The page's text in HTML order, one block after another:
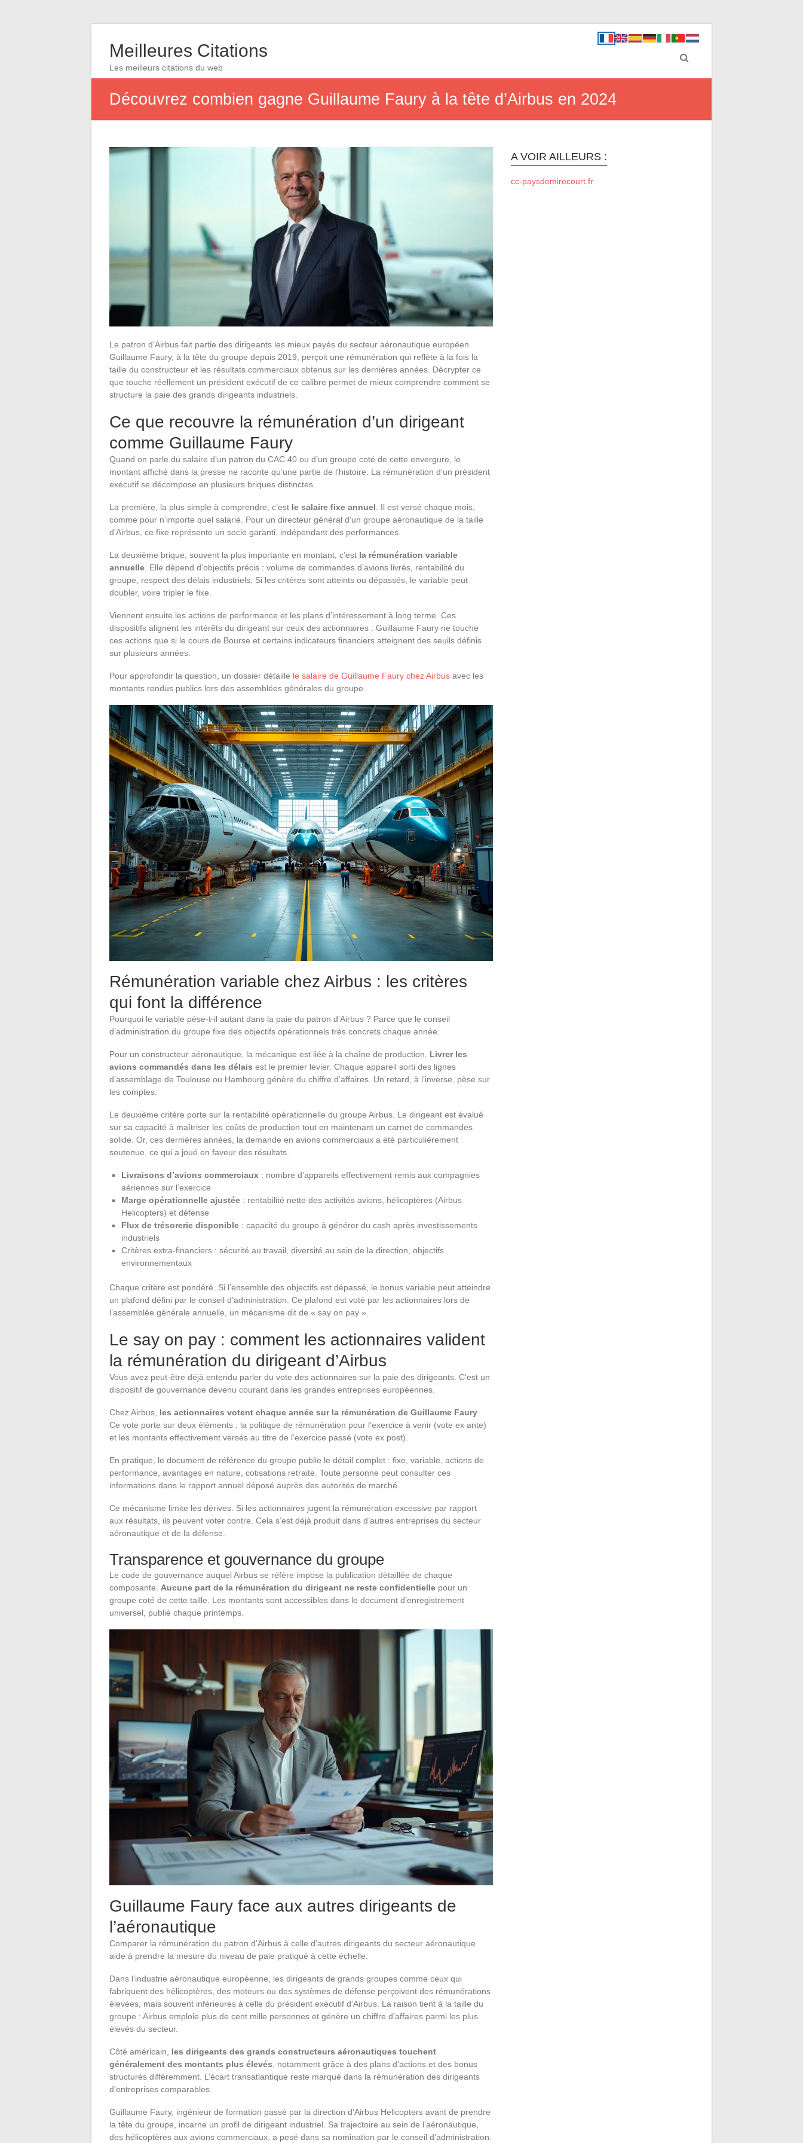
Meilleures Citations
Les meilleurs citations du web
Découvrez combien gagne Guillaume Faury à la tête d’Airbus en 2024
Le patron d’Airbus fait partie des dirigeants les mieux payés du secteur aéronautique européen.
Guillaume Faury, à la tête du groupe depuis 2019, perçoit une rémunération qui reflète à la fois la
taille du constructeur et les résultats commerciaux obtenus sur les dernières années. Décrypter ce
que touche réellement un président exécutif de ce calibre permet de mieux comprendre comment se
structure la paie des grands dirigeants industriels.
Ce que recouvre la rémunération d’un dirigeant
comme Guillaume Faury
Quand on parle du salaire d’un patron du CAC 40 ou d’un groupe coté de cette envergure, le
montant affiché dans la presse ne raconte qu’une partie de l’histoire. La rémunération d’un président
exécutif se décompose en plusieurs briques distinctes.
La première, la plus simple à comprendre, c’est le salaire fixe annuel . Il est versé chaque mois,
comme pour n’importe quel salarié. Pour un directeur général d’un groupe aéronautique de la taille
d’Airbus, ce fixe représente un socle garanti, indépendant des performances.
La deuxième brique, souvent la plus importante en montant, c’est la rémunération variable
annuelle . Elle dépend d’objectifs précis : volume de commandes d’avions livrés, rentabilité du
groupe, respect des délais industriels. Si les critères sont atteints ou dépassés, le variable peut
doubler, voire tripler le fixe.
Viennent ensuite les actions de performance et les plans d’intéressement à long terme. Ces
dispositifs alignent les intérêts du dirigeant sur ceux des actionnaires : Guillaume Faury ne touche
ces actions que si le cours de Bourse et certains indicateurs financiers atteignent des seuils définis
sur plusieurs années.
Pour approfondir la question, un dossier détaille le salaire de Guillaume Faury chez Airbus avec les
montants rendus publics lors des assemblées générales du groupe.
Rémunération variable chez Airbus : les critères
qui font la différence
Pourquoi le variable pèse-t-il autant dans la paie du patron d’Airbus ? Parce que le conseil
d’administration du groupe fixe des objectifs opérationnels très concrets chaque année.
Pour un constructeur aéronautique, la mécanique est liée à la chaîne de production. Livrer les
avions commandés dans les délais est le premier levier. Chaque appareil sorti des lignes
d’assemblage de Toulouse ou Hambourg génère du chiffre d’affaires. Un retard, à l’inverse, pèse sur
les comptes.
Le deuxième critère porte sur la rentabilité opérationnelle du groupe Airbus. Le dirigeant est évalué
sur sa capacité à maîtriser les coûts de production tout en maintenant un carnet de commandes
solide. Or, ces dernières années, la demande en avions commerciaux a été particulièrement
soutenue, ce qui a joué en faveur des résultats.
Livraisons d’avions commerciaux : nombre d’appareils effectivement remis aux compagnies
aériennes sur l’exercice
Marge opérationnelle ajustée : rentabilité nette des activités avions, hélicoptères (Airbus
Helicopters) et défense
Flux de trésorerie disponible : capacité du groupe à générer du cash après investissements
industriels
Critères extra-financiers : sécurité au travail, diversité au sein de la direction, objectifs
environnementaux
Chaque critère est pondéré. Si l’ensemble des objectifs est dépassé, le bonus variable peut atteindre
un plafond défini par le conseil d’administration. Ce plafond est voté par les actionnaires lors de
l’assemblée générale annuelle, un mécanisme dit de « say on pay ».
Le say on pay : comment les actionnaires valident
la rémunération du dirigeant d’Airbus
Vous avez peut-être déjà entendu parler du vote des actionnaires sur la paie des dirigeants. C’est un
dispositif de gouvernance devenu courant dans les grandes entreprises européennes.
Chez Airbus, les actionnaires votent chaque année sur la rémunération de Guillaume Faury
Ce vote porte sur deux éléments : la politique de rémunération pour l’exercice à venir (vote ex ante)
et les montants effectivement versés au titre de l’exercice passé (vote ex post).
En pratique, le document de référence du groupe publie le détail complet : fixe, variable, actions de
performance, avantages en nature, cotisations retraite. Toute personne peut consulter ces
informations dans le rapport annuel déposé auprès des autorités de marché.
Ce mécanisme limite les dérives. Si les actionnaires jugent la rémunération excessive par rapport
aux résultats, ils peuvent voter contre. Cela s’est déjà produit dans d’autres entreprises du secteur
aéronautique et de la défense.
Transparence et gouvernance du groupe
Le code de gouvernance auquel Airbus se réfère impose la publication détaillée de chaque
composante. Aucune part de la rémunération du dirigeant ne reste confidentielle pour un
groupe coté de cette taille. Les montants sont accessibles dans le document d’enregistrement
universel, publié chaque printemps.
Guillaume Faury face aux autres dirigeants de
l’aéronautique
Comparer la rémunération du patron d’Airbus à celle d’autres dirigeants du secteur aéronautique
aide à prendre la mesure du niveau de paie pratiqué à cette échelle.
Dans l’industrie aéronautique européenne, les dirigeants de grands groupes comme ceux qui
fabriquent des hélicoptères, des moteurs ou des systèmes de défense perçoivent des rémunérations
élevées, mais souvent inférieures à celle du président exécutif d’Airbus. La raison tient à la taille du
groupe : Airbus emploie plus de cent mille personnes et génère un chiffre d’affaires parmi les plus
élevés du secteur.
Côté américain, les dirigeants des grands constructeurs aéronautiques touchent
généralement des montants plus élevés , notamment grâce à des plans d’actions et des bonus
structurés différemment. L’écart transatlantique reste marqué dans la rémunération des dirigeants
d’entreprises comparables.
Guillaume Faury, ingénieur de formation passé par la direction d’Airbus Helicopters avant de prendre
la tête du groupe, incarne un profil de dirigeant industriel. Sa trajectoire au sein de l’aéronautique,
des hélicoptères aux avions commerciaux, a pesé dans sa nomination par le conseil d’administration.
A VOIR AILLEURS :
cc-paysdemirecourt.fr